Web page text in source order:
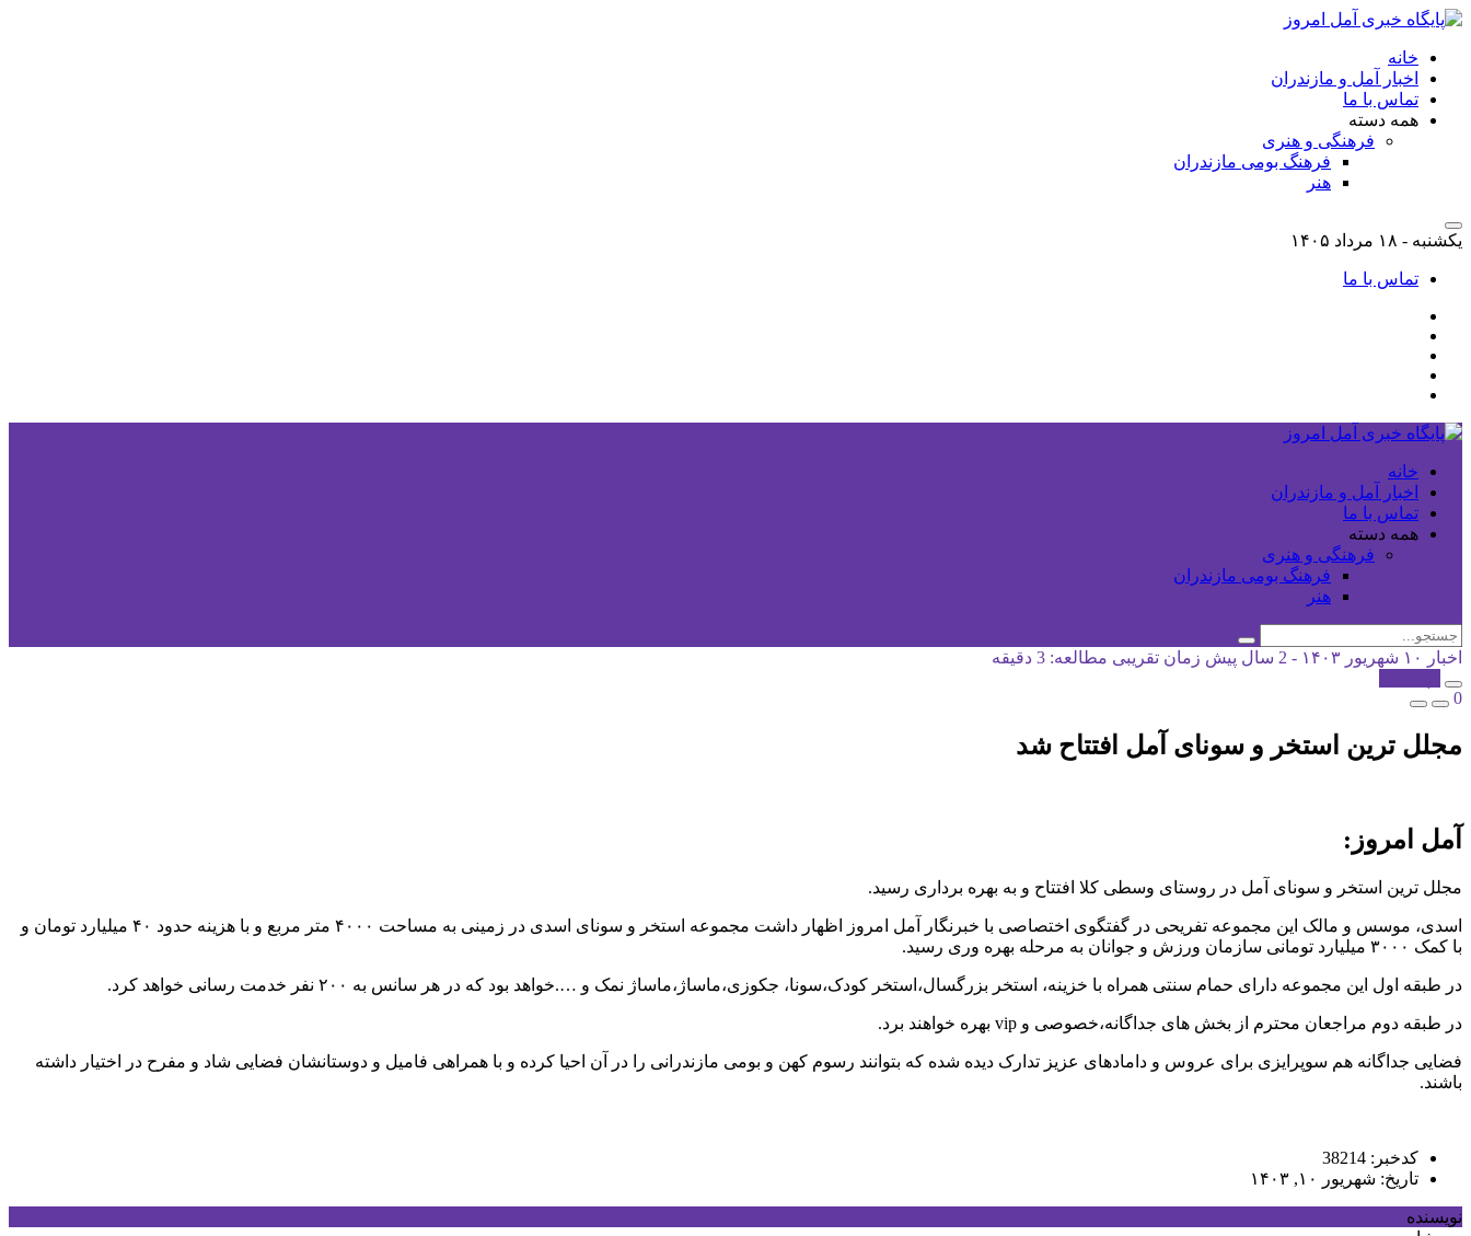
خانه
اخبار آمل و مازندران
تماس با ما
همه دسته
فرهنگی و هنری
فرهنگ بومی مازندران
هنر
یکشنبه - ۱۸ مرداد ۱۴۰۵
تماس با ما
خانه
اخبار آمل و مازندران
تماس با ما
همه دسته
فرهنگی و هنری
فرهنگ بومی مازندران
هنر
اخبار ۱۰ شهریور ۱۴۰۳ - 2 سال پیش
زمان تقریبی مطالعه: 3 دقیقه
0
مجلل ترین استخر و سونای آمل افتتاح شد
آمل امروز:
مجلل ترین استخر و سونای آمل در روستای وسطی کلا افتتاح و به بهره برداری رسید.
اسدی، موسس و مالک این مجموعه تفریحی در گفتگوی اختصاصی با خبرنگار آمل امروز اظهار داشت مجموعه استخر و سونای اسدی در زمینی به مساحت ۴۰۰۰ متر مربع و با هزینه حدود ۴۰ میلیارد تومان و
با کمک ۳۰۰۰ میلیارد تومانی سازمان ورزش و جوانان به مرحله بهره وری رسید.
در طبقه اول این مجموعه دارای حمام سنتی همراه با خزینه، استخر بزرگسال،استخر کودک،سونا، جکوزی،ماساژ،ماساژ نمک و ….خواهد بود که در هر سانس به ۲۰۰ نفر خدمت رسانی خواهد کرد.
در طبقه دوم مراجعان محترم از بخش های جداگانه،خصوصی و vip بهره خواهند برد.
فضایی جداگانه هم سوپرایزی برای عروس و دامادهای عزیز تدارک دیده شده که بتوانند رسوم کهن و بومی مازندرانی را در آن احیا کرده و با همراهی فامیل و دوستانشان فضایی شاد و مفرح در اختیار داشته
باشند.
کدخبر: 38214
تاریخ: شهریور ۱۰, ۱۴۰۳
نویسنده